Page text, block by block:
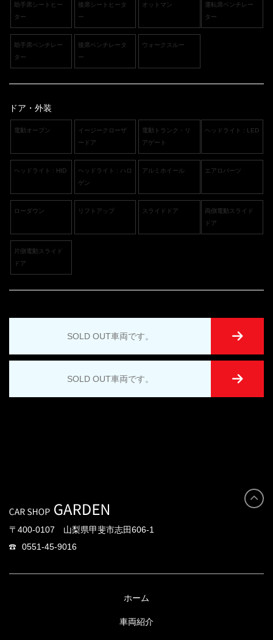
助手席シートヒー
ター
後席シートヒータ
ー
オットマン
運転席ベンチレー
ター
助手席ベンチレー
ター
後席ベンチレータ
ー
ウォークスルー
ドア・外装
電動オープン
イージークローザ
ードア
電動トランク・リ
アゲート
ヘッドライト : LED
ヘッドライト : HID
ヘッドライト : ハロ
ゲン
アルミホイール エアロパーツ
ローダウン リフトアップ スライドドア
両側電動スライド
ドア
片側電動スライド
ドア
SOLD OUT車両です。
SOLD OUT車両です。
〒400-0107 山梨県甲斐市志田606-1
0551-45-9016
ホーム
車両紹介